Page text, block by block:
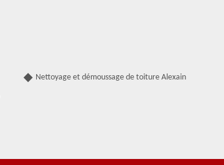
Nettoyage et démoussage de toiture Alexain